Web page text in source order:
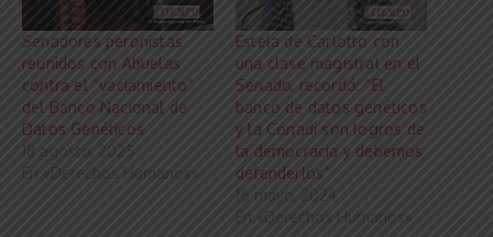
Senadores peronistas
reunidos con Abuelas
contra el “vaciamiento”
del Banco Nacional de
Datos Genéticos
18 agosto, 2025
En «Derechos Humanos»
Estela de Carlotto con
una clase magistral en el
Senado, recordó: “El
banco de datos genéticos
y la Conadi son logros de
la democracia y debemos
defenderlos”
16 mayo, 2024
En «Derechos Humanos»